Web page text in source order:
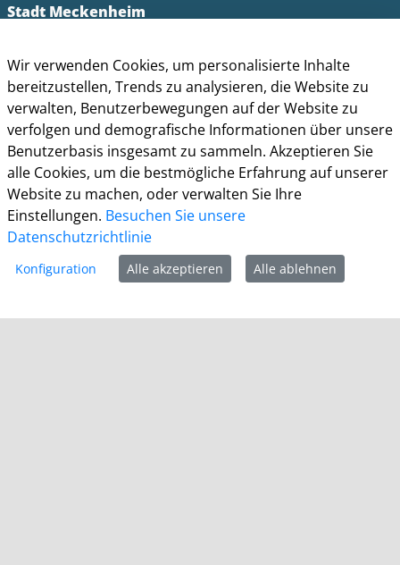
Stadt Meckenheim
Sven Schnieber
Siebengebirgsring 4
53340 Meckenheim
Tel.:+49 2225 / 917 - 0
E-Mail:stadt.meckenheim@meckenheim.de
Mo. bis Fr. 7:30 bis 12:30 Uhr
Mo. 14:00 bis 18:00 Uhr
Wir verwenden Cookies, um personalisierte Inhalte
bereitzustellen, Trends zu analysieren, die Website zu
verwalten, Benutzerbewegungen auf der Website zu
verfolgen und demografische Informationen über unsere
Benutzerbasis insgesamt zu sammeln. Akzeptieren Sie
alle Cookies, um die bestmögliche Erfahrung auf unserer
Website zu machen, oder verwalten Sie Ihre
Einstellungen. Besuchen Sie unsere
Datenschutzrichtlinie
Konfiguration Alle akzeptieren Alle ablehnen